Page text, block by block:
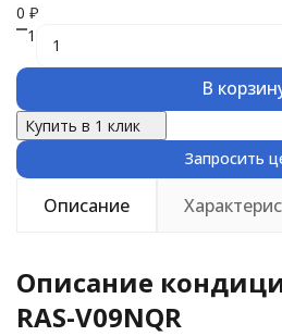
0 ₽
1
В
Купить в 1 клик
Запросить
Описание
Описание
RAS-V09NQR